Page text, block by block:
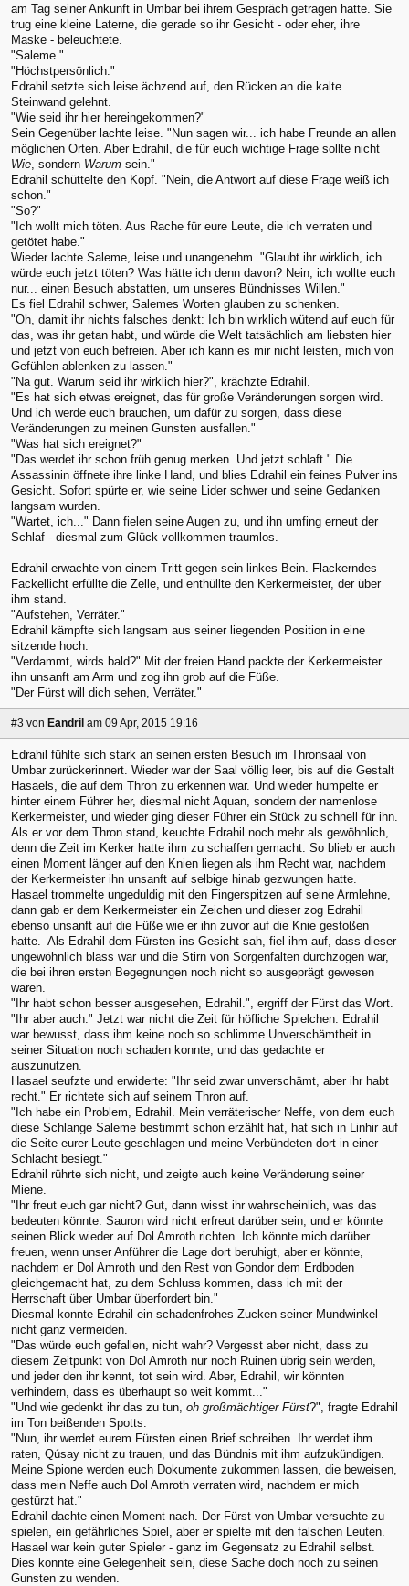
am Tag seiner Ankunft in Umbar bei ihrem Gespräch getragen hatte. Sie
trug eine kleine Laterne, die gerade so ihr Gesicht - oder eher, ihre
Maske - beleuchtete.
"Saleme."
"Höchstpersönlich."
Edrahil setzte sich leise ächzend auf, den Rücken an die kalte
Steinwand gelehnt.
"Wie seid ihr hier hereingekommen?"
Sein Gegenüber lachte leise. "Nun sagen wir... ich habe Freunde an allen
möglichen Orten. Aber Edrahil, die für euch wichtige Frage sollte nicht
Wie, sondern Warum sein."
Edrahil schüttelte den Kopf. "Nein, die Antwort auf diese Frage weiß ich
schon."
"So?"
"Ich wollt mich töten. Aus Rache für eure Leute, die ich verraten und
getötet habe."
Wieder lachte Saleme, leise und unangenehm. "Glaubt ihr wirklich, ich
würde euch jetzt töten? Was hätte ich denn davon? Nein, ich wollte euch
nur... einen Besuch abstatten, um unseres Bündnisses Willen."
Es fiel Edrahil schwer, Salemes Worten glauben zu schenken.
"Oh, damit ihr nichts falsches denkt: Ich bin wirklich wütend auf euch für
das, was ihr getan habt, und würde die Welt tatsächlich am liebsten hier
und jetzt von euch befreien. Aber ich kann es mir nicht leisten, mich von
Gefühlen ablenken zu lassen."
"Na gut. Warum seid ihr wirklich hier?", krächzte Edrahil.
"Es hat sich etwas ereignet, das für große Veränderungen sorgen wird.
Und ich werde euch brauchen, um dafür zu sorgen, dass diese
Veränderungen zu meinen Gunsten ausfallen."
"Was hat sich ereignet?"
"Das werdet ihr schon früh genug merken. Und jetzt schlaft." Die
Assassinin öffnete ihre linke Hand, und blies Edrahil ein feines Pulver ins
Gesicht. Sofort spürte er, wie seine Lider schwer und seine Gedanken
langsam wurden.
"Wartet, ich..." Dann fielen seine Augen zu, und ihn umfing erneut der
Schlaf - diesmal zum Glück vollkommen traumlos.
Edrahil erwachte von einem Tritt gegen sein linkes Bein. Flackerndes
Fackellicht erfüllte die Zelle, und enthüllte den Kerkermeister, der über
ihm stand.
"Aufstehen, Verräter."
Edrahil kämpfte sich langsam aus seiner liegenden Position in eine
sitzende hoch.
"Verdammt, wirds bald?" Mit der freien Hand packte der Kerkermeister
ihn unsanft am Arm und zog ihn grob auf die Füße.
"Der Fürst will dich sehen, Verräter."
#3 von Eandril am 09 Apr, 2015 19:16
Edrahil fühlte sich stark an seinen ersten Besuch im Thronsaal von
Umbar zurückerinnert. Wieder war der Saal völlig leer, bis auf die Gestalt
Hasaels, die auf dem Thron zu erkennen war. Und wieder humpelte er
hinter einem Führer her, diesmal nicht Aquan, sondern der namenlose
Kerkermeister, und wieder ging dieser Führer ein Stück zu schnell für ihn.
Als er vor dem Thron stand, keuchte Edrahil noch mehr als gewöhnlich,
denn die Zeit im Kerker hatte ihm zu schaffen gemacht. So blieb er auch
einen Moment länger auf den Knien liegen als ihm Recht war, nachdem
der Kerkermeister ihn unsanft auf selbige hinab gezwungen hatte.
Hasael trommelte ungeduldig mit den Fingerspitzen auf seine Armlehne,
dann gab er dem Kerkermeister ein Zeichen und dieser zog Edrahil
ebenso unsanft auf die Füße wie er ihn zuvor auf die Knie gestoßen
hatte. Als Edrahil dem Fürsten ins Gesicht sah, fiel ihm auf, dass dieser
ungewöhnlich blass war und die Stirn von Sorgenfalten durchzogen war,
die bei ihren ersten Begegnungen noch nicht so ausgeprägt gewesen
waren.
"Ihr habt schon besser ausgesehen, Edrahil.", ergriff der Fürst das Wort.
"Ihr aber auch." Jetzt war nicht die Zeit für höfliche Spielchen. Edrahil
war bewusst, dass ihm keine noch so schlimme Unverschämtheit in
seiner Situation noch schaden konnte, und das gedachte er
auszunutzen.
Hasael seufzte und erwiderte: "Ihr seid zwar unverschämt, aber ihr habt
recht." Er richtete sich auf seinem Thron auf.
"Ich habe ein Problem, Edrahil. Mein verräterischer Neffe, von dem euch
diese Schlange Saleme bestimmt schon erzählt hat, hat sich in Linhir auf
die Seite eurer Leute geschlagen und meine Verbündeten dort in einer
Schlacht besiegt."
Edrahil rührte sich nicht, und zeigte auch keine Veränderung seiner
Miene.
"Ihr freut euch gar nicht? Gut, dann wisst ihr wahrscheinlich, was das
bedeuten könnte: Sauron wird nicht erfreut darüber sein, und er könnte
seinen Blick wieder auf Dol Amroth richten. Ich könnte mich darüber
freuen, wenn unser Anführer die Lage dort beruhigt, aber er könnte,
nachdem er Dol Amroth und den Rest von Gondor dem Erdboden
gleichgemacht hat, zu dem Schluss kommen, dass ich mit der
Herrschaft über Umbar überfordert bin."
Diesmal konnte Edrahil ein schadenfrohes Zucken seiner Mundwinkel
nicht ganz vermeiden.
"Das würde euch gefallen, nicht wahr? Vergesst aber nicht, dass zu
diesem Zeitpunkt von Dol Amroth nur noch Ruinen übrig sein werden,
und jeder den ihr kennt, tot sein wird. Aber, Edrahil, wir könnten
verhindern, dass es überhaupt so weit kommt..."
"Und wie gedenkt ihr das zu tun, oh großmächtiger Fürst?", fragte Edrahil
im Ton beißenden Spotts.
"Nun, ihr werdet eurem Fürsten einen Brief schreiben. Ihr werdet ihm
raten, Qúsay nicht zu trauen, und das Bündnis mit ihm aufzukündigen.
Meine Spione werden euch Dokumente zukommen lassen, die beweisen,
dass mein Neffe auch Dol Amroth verraten wird, nachdem er mich
gestürzt hat."
Edrahil dachte einen Moment nach. Der Fürst von Umbar versuchte zu
spielen, ein gefährliches Spiel, aber er spielte mit den falschen Leuten.
Hasael war kein guter Spieler - ganz im Gegensatz zu Edrahil selbst.
Dies konnte eine Gelegenheit sein, diese Sache doch noch zu seinen
Gunsten zu wenden.